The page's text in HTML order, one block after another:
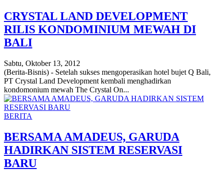
CRYSTAL LAND DEVELOPMENT
RILIS KONDOMINIUM MEWAH DI
BALI
Sabtu, Oktober 13, 2012
(Berita-Bisnis) - Setelah sukses mengoperasikan hotel bujet Q Bali,
PT Crystal Land Development kembali menghadirkan
kondomonium mewah The Crystal On...
BERITA
BERSAMA AMADEUS, GARUDA
HADIRKAN SISTEM RESERVASI
BARU